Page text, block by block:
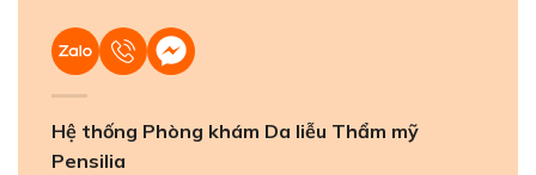
Hệ thống Phòng khám Da liễu Thẩm mỹ
Pensilia